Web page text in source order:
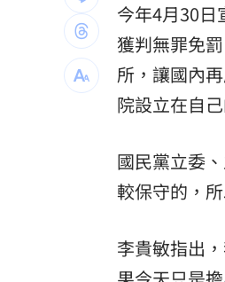
台大醫研究瘦
徐乃麟玩安全
對熟睡女室友
氣候衝擊6都
泰公務員美妝
員工怕丟臉拒
今年4月30日
獲判無罪免
所，讓國內
院設立在自
國民黨立委
較保守的，
李貴敏指出